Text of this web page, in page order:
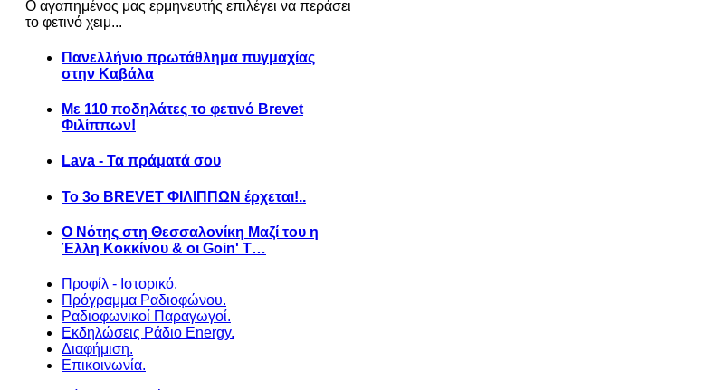
Ο αγαπημένος μας ερμηνευτής επιλέγει να περάσει
το φετινό χειμ...
Πανελλήνιο πρωτάθλημα πυγμαχίας
στην Καβάλα
Με 110 ποδηλάτες το φετινό Brevet
Φιλίππων!
Lava - Τα πράματά σου
Το 3ο BREVET ΦΙΛΙΠΠΩΝ έρχεται!..
Ο Νότης στη Θεσσαλονίκη Μαζί του η
Έλλη Κοκκίνου & οι Goin' T…
Προφίλ - Ιστορικό.
Πρόγραμμα Ραδιοφώνου.
Ραδιοφωνικοί Παραγωγοί.
Εκδηλώσεις Ράδιο Energy.
Διαφήμιση.
Επικοινωνία.